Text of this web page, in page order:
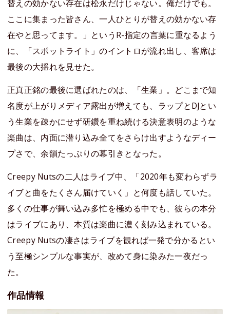
替えの効かない存在は松永だけじゃない。俺だけでも。
ここに集まった皆さん、一人ひとりが替えの効かない存
在やと思ってます。」というR-指定の言葉に重なるよう
に、「スポットライト」のイントロが流れ出し、客席は
最後の大揺れを見せた。
正真正銘の最後に選ばれたのは、「生業」。どこまで知
名度が上がりメディア露出が増えても、ラップとDJとい
う生業を疎かにせず研鑽を重ね続ける決意表明のような
楽曲は、内面に潜り込み全てをさらけ出すようなディー
プさで、余韻たっぷりの幕引きとなった。
Creepy Nutsの二人はライブ中、「2020年も変わらずラ
イブと曲をたくさん届けていく」と何度も話していた。
多くの仕事が舞い込み多忙を極める中でも、彼らの本分
はライブにあり、本質は楽曲に濃く刻み込まれている。
Creepy Nutsの凄さはライブを観れば一発で分かるとい
う至極シンプルな事実が、改めて身に染みた一夜だっ
た。
作品情報